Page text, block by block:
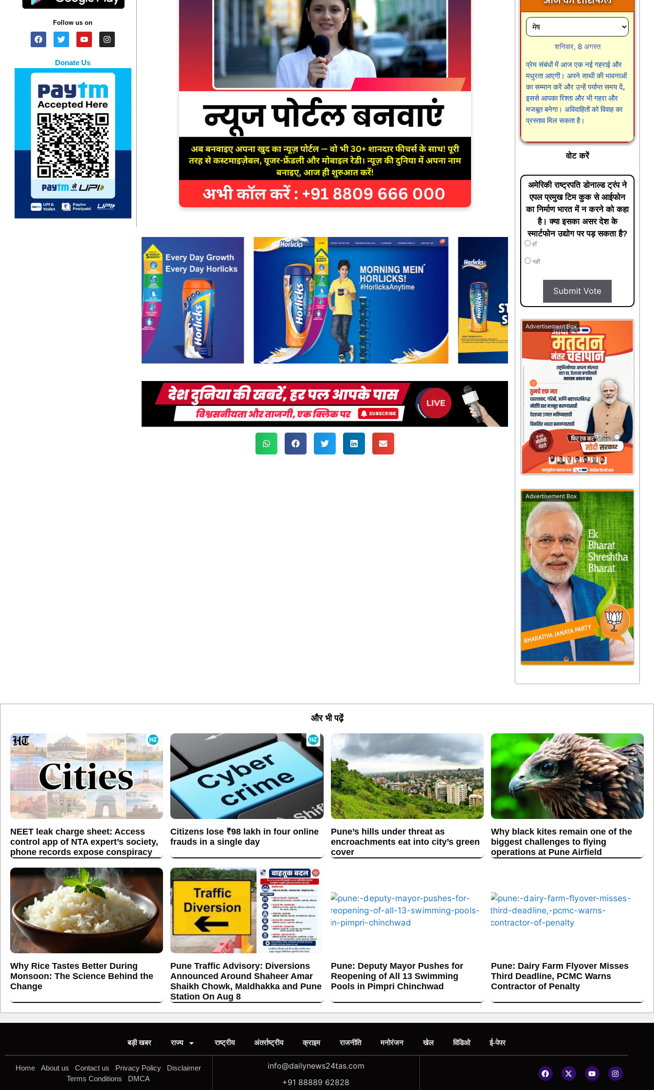
Follow us on
Donate Us
शनिवार, 8 अगस्त
प्रेम संबंधों में आज एक नई गहराई और
मधुरता आएगी। अपने साथी की भावनाओं
का सम्मान करें और उन्हें पर्याप्त समय दें,
इससे आपका रिश्ता और भी गहरा और
मजबूत बनेगा। अविवाहितों को विवाह का
प्रस्ताव मिल सकता है।
वोट करें
अमेरिकी राष्ट्रपति डोनाल्ड ट्रंप ने
एपल प्रमुख टिम कुक से आईफोन
का निर्माण भारत में न करने को कहा
है। क्या इसका असर देश के
स्मार्टफोन उद्योग पर पड़ सकता है?
हाँ
नहीं
Submit Vote
Advertisement Box
Advertisement Box
और भी पढ़ें
NEET leak charge sheet: Access
control app of NTA expert’s society,
phone records expose conspiracy
Citizens lose ₹98 lakh in four online
frauds in a single day
Pune’s hills under threat as
encroachments eat into city’s green
cover
Why black kites remain one of the
biggest challenges to flying
operations at Pune Airfield
Why Rice Tastes Better During
Monsoon: The Science Behind the
Change
Pune Traffic Advisory: Diversions
Announced Around Shaheer Amar
Shaikh Chowk, Maldhakka and Pune
Station On Aug 8
Pune: Deputy Mayor Pushes for
Reopening of All 13 Swimming
Pools in Pimpri Chinchwad
Pune: Dairy Farm Flyover Misses
Third Deadline, PCMC Warns
Contractor of Penalty
बड़ी खबर राज्य राष्ट्रीय अंतर्राष्ट्रीय क्राइम राजनीति मनोरंजन खेल विडिओ ई-पेपर
Home About us Contact us Privacy Policy
Disclaimer
Terms Conditions
DMCA
info@dailynews24tas.com
+91 88889 62828